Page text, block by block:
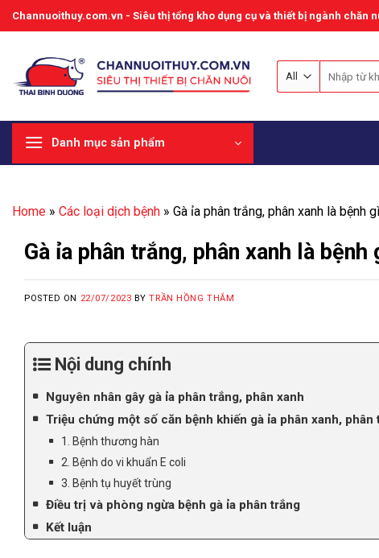
Skip
to
Channuoithuy.com.vn - Siêu thị tổng kho dụng cụ và thiết bị ngành chăn
kiếm:
Danh mục sản phẩm
Home » Các loại dịch bệnh » Gà ỉa phân trắng, phân xanh là bệnh
Gà ỉa phân trắng, phân xanh là
POSTED ON 22/07/2023 BYTRẦN HỒNG THẮM
Nội dung chính
Nguyên nhân gây gà ỉa phân trắng, phân xanh
Triệu chứng một số căn bệnh khiến gà ỉa phân xanh, phân
1. Bệnh thương hàn
2. Bệnh do vi khuẩn E coli
3. Bệnh tụ huyết trùng
Điều trị và phòng ngừa bệnh gà ỉa phân trắng
Kết luận